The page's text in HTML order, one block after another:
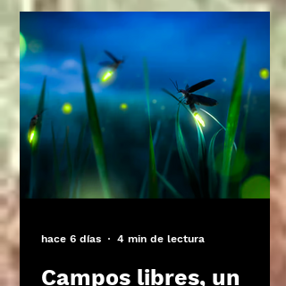
Campos libres, un
hace 6 días 4 min de lectura